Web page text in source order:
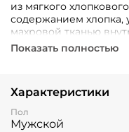
из мягкого
содержанием хлопка,
махровой тканью
дополнительного
Показать полностью
Характеристики
Пол
Мужской